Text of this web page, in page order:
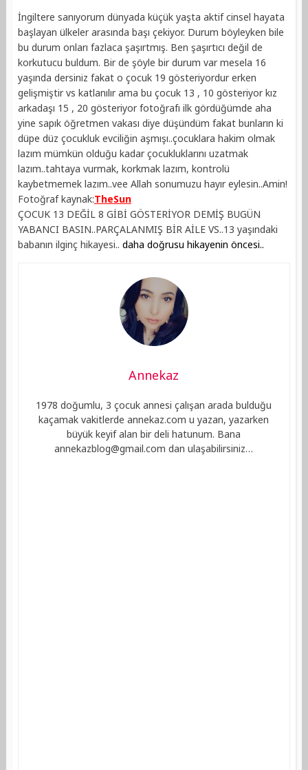
İngiltere sanıyorum dünyada küçük yaşta aktif cinsel hayata
başlayan ülkeler arasında başı çekiyor. Durum böyleyken bile
bu durum onları fazlaca şaşırtmış. Ben şaşırtıcı değil de
korkutucu buldum. Bir de şöyle bir durum var mesela 16
yaşında dersiniz fakat o çocuk 19 gösteriyordur erken
gelişmiştir vs katlanılır ama bu çocuk 13 , 10 gösteriyor kız
arkadaşı 15 , 20 gösteriyor fotoğrafı ilk gördüğümde aha
yine sapık öğretmen vakası diye düşündüm fakat bunların ki
düpe düz çocukluk evciliğin aşmışı..çocuklara hakim olmak
lazım mümkün olduğu kadar çocukluklarını uzatmak
lazım..tahtaya vurmak, korkmak lazım, kontrolü
kaybetmemek lazım..vee Allah sonumuzu hayır eylesin..Amin!
Fotoğraf kaynak:TheSun
ÇOCUK 13 DEĞİL 8 GİBİ GÖSTERİYOR DEMİŞ BUGÜN
YABANCI BASIN..PARÇALANMIŞ BİR AİLE VS..13 yaşındaki
babanın ilginç hikayesi.. daha doğrusu hikayenin öncesi..
Annekaz
1978 doğumlu, 3 çocuk annesi çalışan arada bulduğu
kaçamak vakitlerde annekaz.com u yazan, yazarken
büyük keyif alan bir deli hatunum. Bana
annekazblog@gmail.com dan ulaşabilirsiniz…